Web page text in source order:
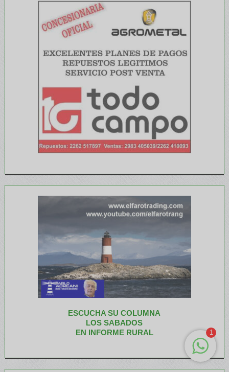
ESCUCHA SU COLUMNA
LOS SABADOS
EN INFORME RURAL
1